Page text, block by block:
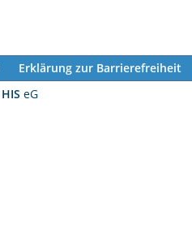
Erklärung zur Barrierefreiheit
HIS eG